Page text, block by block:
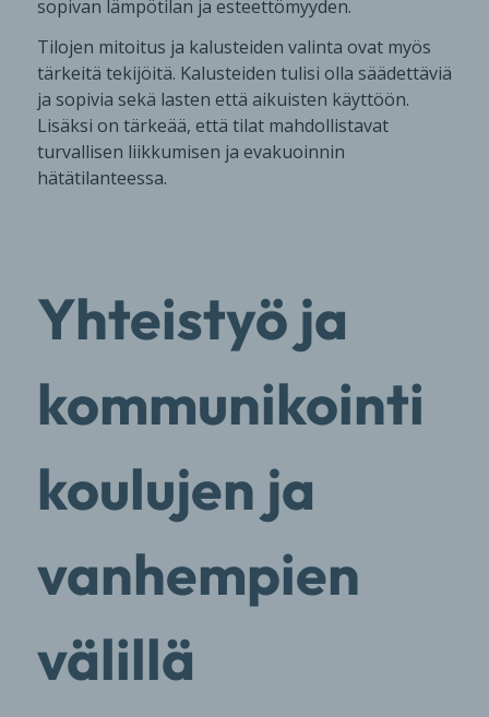
sopivan lämpötilan ja esteettömyyden.
Tilojen mitoitus ja kalusteiden valinta ovat myös
tärkeitä tekijöitä. Kalusteiden tulisi olla säädettäviä
ja sopivia sekä lasten että aikuisten käyttöön.
Lisäksi on tärkeää, että tilat mahdollistavat
turvallisen liikkumisen ja evakuoinnin
hätätilanteessa.
Yhteistyö ja
kommunikointi
koulujen ja
vanhempien
välillä